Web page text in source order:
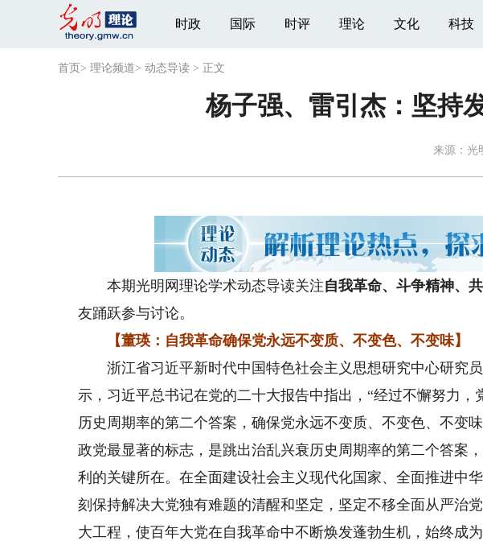
时政 国际 时评 理论 文化 科技
首页 > 理论频道> 动态导读 > 正文
杨子强、雷引杰：坚持
来源： 光
本期光明网理论学术动态导读关注自我革命、斗争精神、
友踊跃参与讨论。
【董瑛：自我革命确保党永远不变质、不变色、不变味】
浙江省习近平新时代中国特色社会主义思想研究中心研究员
示，习近平总书记在党的二十大报告中指出，“经过不懈努力
历史周期率的第二个答案，确保党永远不变质、不变色、不变
政党最显著的标志，是跳出治乱兴衰历史周期率的第二个答案
利的关键所在。在全面建设社会主义现代化国家、全面推进中
刻保持解决大党独有难题的清醒和坚定，坚定不移全面从严治
大工程，使百年大党在自我革命中不断焕发蓬勃生机，始终成